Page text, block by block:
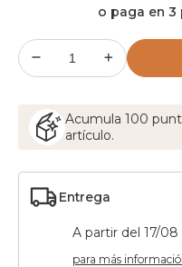
o paga en 3
Acumula 100
artículo.
Entrega
A partir del 17/
para más